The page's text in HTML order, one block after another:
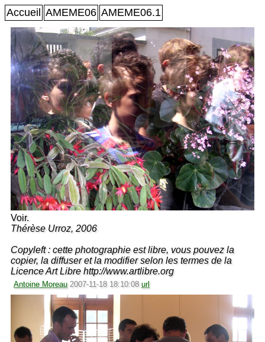
Accueil AMEME06 AMEME06.1
Voir.
Thérèse Urroz, 2006
Copyleft : cette photographie est libre, vous pouvez la
copier, la diffuser et la modifier selon les termes de la
Licence Art Libre http://www.artlibre.org
Antoine Moreau 2007-11-18 18:10:08 url